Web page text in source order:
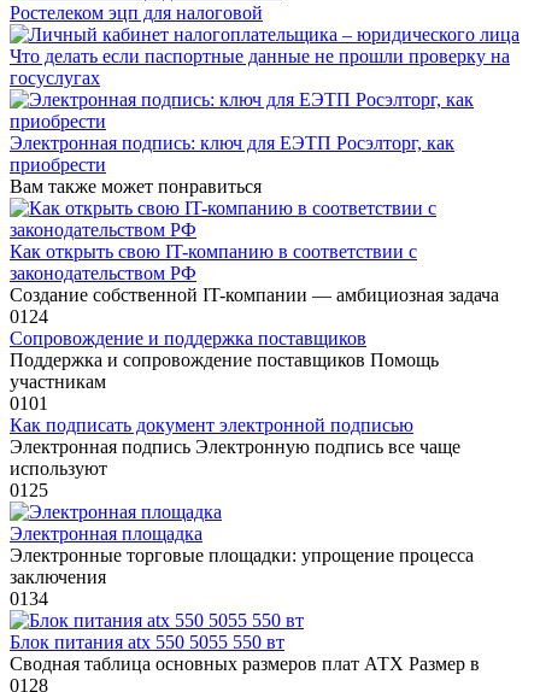
Ростелеком эцп для налоговой
Что делать если паспортные данные не прошли проверку на
госуслугах
Электронная подпись: ключ для ЕЭТП Росэлторг, как
приобрести
Вам также может понравиться
Как открыть свою IT-компанию в соответствии с
законодательством РФ
Создание собственной IT-компании — амбициозная задача
0124
Сопровождение и поддержка поставщиков
Поддержка и сопровождение поставщиков Помощь
участникам
0101
Как подписать документ электронной подписью
Электронная подпись Электронную подпись все чаще
используют
0125
Электронная площадка
Электронные торговые площадки: упрощение процесса
заключения
0134
Блок питания atx 550 5055 550 вт
Сводная таблица основных размеров плат АТХ Размер в
0128